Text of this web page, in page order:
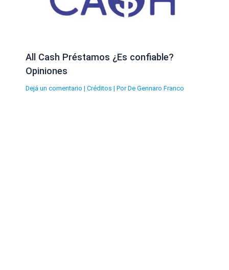
All Cash Préstamos ¿Es confiable?
Opiniones
Dejá un comentario | Créditos | Por De Gennaro Franco